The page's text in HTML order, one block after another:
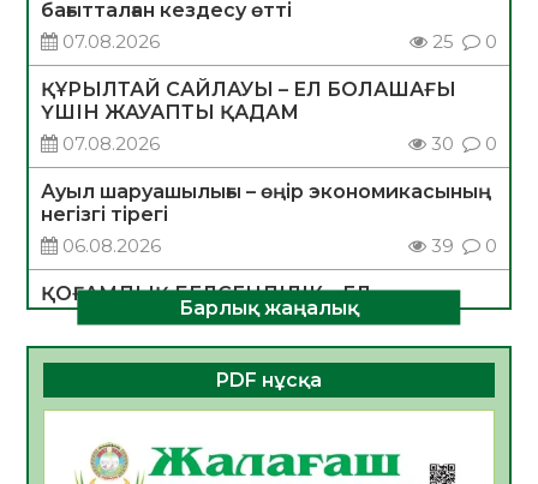
бағытталған кездесу өтті
07.08.2026
25 0
ҚҰРЫЛТАЙ САЙЛАУЫ – ЕЛ БОЛАШАҒЫ
ҮШІН ЖАУАПТЫ ҚАДАМ
07.08.2026
30 0
Ауыл шаруашылығы – өңір экономикасының
негізгі тірегі
06.08.2026
39 0
ҚОҒАМДЫҚ БЕЛСЕНДІЛІК – ЕЛ
ДАМУЫНЫҢ НЕГІЗІ
06.08.2026
36 0
ҚҰРЫЛТАЙ САЙЛАУЫ – БОЛАШАҚҚА
БАСТАР ЖАУАПТЫ ТАҢДАУ
06.08.2026
Барлық жаңалық
PDF нұсқа